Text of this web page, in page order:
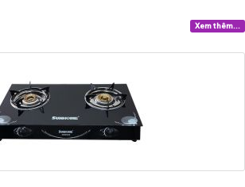
Xem thêm...